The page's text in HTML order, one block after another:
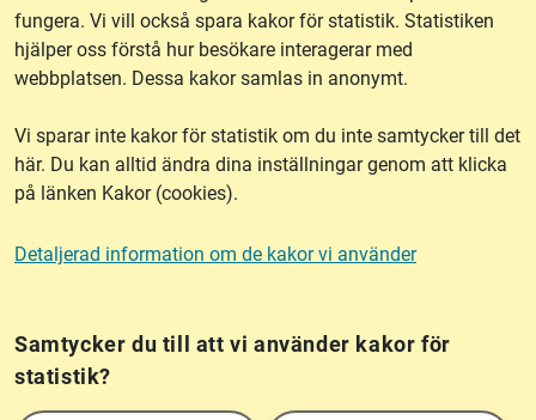
fungera. Vi vill också spara kakor för statistik. Statistiken
hjälper oss förstå hur besökare interagerar med
webbplatsen. Dessa kakor samlas in anonymt.
Vi sparar inte kakor för statistik om du inte samtycker till det
här. Du kan alltid ändra dina inställningar genom att klicka
på länken Kakor (cookies).
Detaljerad information om de kakor vi använder
Samtycker du till att vi använder kakor för
statistik?
Om webbplatsen
Tillgänglighet
Other languages
Kakor (cookies)